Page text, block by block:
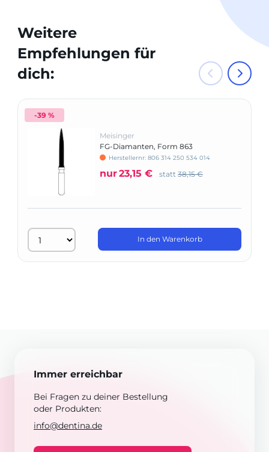
Weitere
Empfehlungen für
dich:
-39 %
Meisinger
FG-Diamanten, Form 863
Herstellernr: 806 314 250 534 014
nur23,15 € statt 38,15 €
In den Warenkorb
Immer erreichbar
Bei Fragen zu deiner Bestellung
oder Produkten:
info@dentina.de